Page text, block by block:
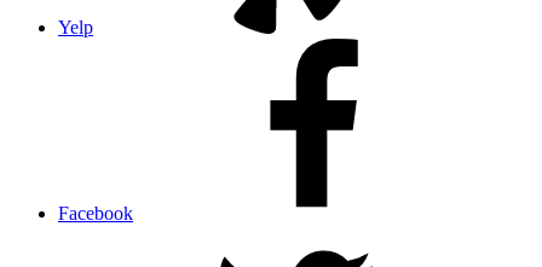
Yelp
Facebook